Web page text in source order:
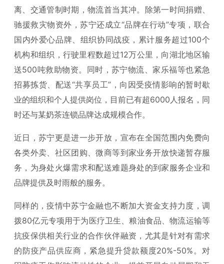
离、交通管制时期，物流首当其冲。除第一时间捐赠、
驰援救灾物资外，苏宁还成立“品牌在行动”专项，联合
国内外爱心品牌、组织协同战疫，累计服务超过100个
机构和组织，行驶里程数超过12万公里，向湖北地区输
送500吨救助物资。同时，苏宁物流、家乐福等也紧急
招募拣货、配送“共享员工”，向因受疫情影响的暂时歇
业的组织和个人提供岗位，目前已有超6000人报名，同
时还与某奶茶连锁品牌达成规模合作。
近日，苏宁更是进一步开放，宣布在全国范围内免费向
各类外卖、社区团购、微商等到家业务开放快递暂存服
务，为身处火爆需求和配送难题身处的到家服务企业和
品牌提供及时雨般的服务。
同样的，疫情中苏宁金融也不断加大资金支持力度，调
拨80亿元专项用于为医疗卫生、粮油食品、物流运输等
抗疫保供相关行业的合作伙伴融资，尤其是针对有需求
的防疫产品供应商，紧急提升贷款额度20%-50%。对